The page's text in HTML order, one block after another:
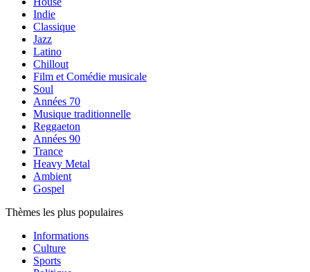
Indie
Classique
Jazz
Latino
Chillout
Film et Comédie musicale
Soul
Années 70
Musique traditionnelle
Reggaeton
Années 90
Trance
Heavy Metal
Ambient
Gospel
Thèmes les plus populaires
Informations
Culture
Sports